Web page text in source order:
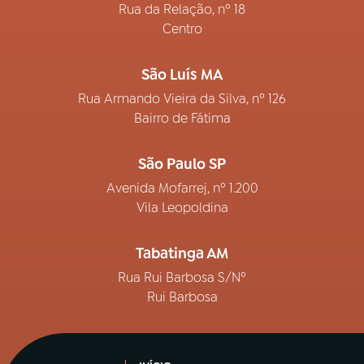
Rua da Relação, nº 18
Centro
São Luís MA
Rua Armando Vieira da Silva, nº 126
Bairro de Fátima
São Paulo SP
Avenida Mofarrej, nº 1.200
Vila Leopoldina
Tabatinga AM
Rua Rui Barbosa S/Nº
Rui Barbosa